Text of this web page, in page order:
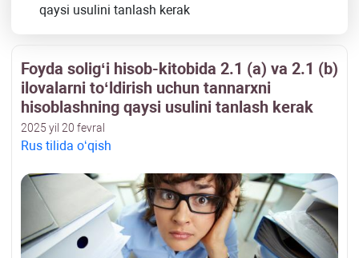
qaysi usulini tanlash kerak
Foyda soligʻi hisob-kitobida 2.1 (a) va 2.1 (b)
ilovalarni toʻldirish uchun tannarхni
hisoblashning qaysi usulini tanlash kerak
2025 yil 20 fevral
Rus tilida oʻqish